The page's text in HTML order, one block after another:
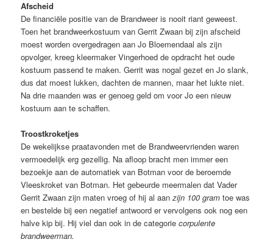
Afscheid
De financiële positie van de Brandweer is nooit riant geweest.
Toen het brandweerkostuum van Gerrit Zwaan bij zijn afscheid
moest worden overgedragen aan Jo Bloemendaal als zijn
opvolger, kreeg kleermaker Vingerhoed de opdracht het oude
kostuum passend te maken. Gerrit was nogal gezet en Jo slank,
dus dat moest lukken, dachten de mannen, maar het lukte niet.
Na drie maanden was er genoeg geld om voor Jo een nieuw
kostuum aan te schaffen.
Troostkroketjes
De wekelijkse praatavonden met de Brandweervrienden waren
vermoedelijk erg gezellig. Na afloop bracht men immer een
bezoekje aan de automatiek van Botman voor de beroemde
Vleeskroket van Botman. Het gebeurde meermalen dat Vader
Gerrit Zwaan zijn maten vroeg of hij al aan zijn 100 gram toe was
en bestelde bij een negatief antwoord er vervolgens ook nog een
halve kip bij. Hij viel dan ook in de categoriecorpulente
brandweerman.